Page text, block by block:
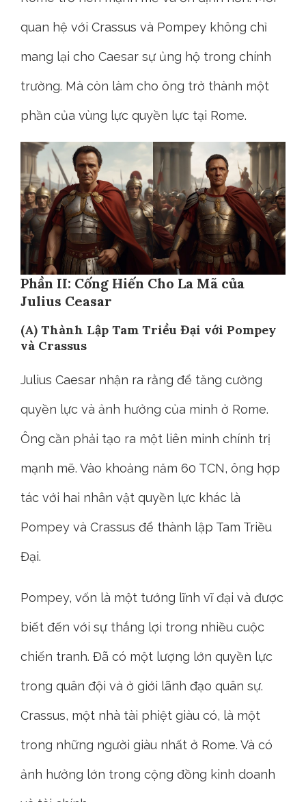
quan hệ với Crassus và Pompey không chỉ
mang lại cho Caesar sự ủng hộ trong chính
trường. Mà còn làm cho ông trở thành một
phần của vùng lực quyền lực tại Rome.
Phần II: Cống Hiến Cho La Mã của
Julius Ceasar
(A) Thành Lập Tam Triều Đại với Pompey
và Crassus
Julius Caesar nhận ra rằng để tăng cường
quyền lực và ảnh hưởng của mình ở Rome.
Ông cần phải tạo ra một liên minh chính trị
mạnh mẽ. Vào khoảng năm 60 TCN, ông hợp
tác với hai nhân vật quyền lực khác là
Pompey và Crassus để thành lập Tam Triều
Đại.
Pompey, vốn là một tướng lĩnh vĩ đại và được
biết đến với sự thắng lợi trong nhiều cuộc
chiến tranh. Đã có một lượng lớn quyền lực
trong quân đội và ở giới lãnh đạo quân sự.
Crassus, một nhà tài phiệt giàu có, là một
trong những người giàu nhất ở Rome. Và có
ảnh hưởng lớn trong cộng đồng kinh doanh